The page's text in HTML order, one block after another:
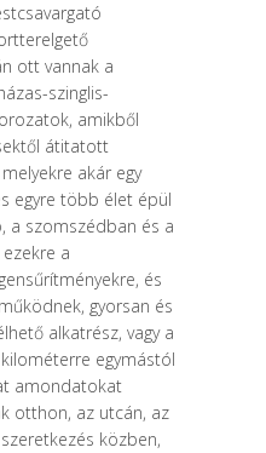
ott vannak a
szinglis-
amikből
átitatott
akár egy
egyre több élet épül
a szomszédban és a
a
és
gyorsan és
alkatrész, vagy a
egymástól
amondatokat
otthon, az utcán, az
közben,